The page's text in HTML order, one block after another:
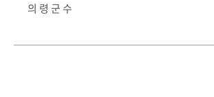
의 령 군 수